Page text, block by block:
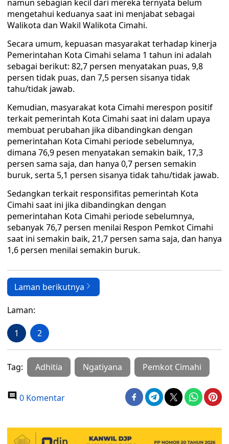
namun sebagian kecil dari mereka ternyata belum
mengetahui keduanya saat ini menjabat sebagai
Walikota dan Wakil Walikota Cimahi.
Secara umum, kepuasan masyarakat terhadap kinerja
Pemerintahan Kota Cimahi selama 1 tahun ini adalah
sebagai berikut: 82,7 persen menyatakan puas, 9,8
persen tidak puas, dan 7,5 persen sisanya tidak
tahu/tidak jawab.
Kemudian, masyarakat kota Cimahi merespon positif
terkait pemerintah Kota Cimahi saat ini dalam upaya
membuat perubahan jika dibandingkan dengan
pemerintahan Kota Cimahi periode sebelumnya,
dimana 76,9 pesen menyatakan semakin baik, 17,3
persen sama saja, dan hanya 0,7 persen semakin
buruk, serta 5,1 persen sisanya tidak tahu/tidak jawab.
Sedangkan terkait responsifitas pemerintah Kota
Cimahi saat ini jika dibandingkan dengan
pemerintahan Kota Cimahi periode sebelumnya,
sebanyak 76,7 persen menilai Respon Pemkot Cimahi
saat ini semakin baik, 21,7 persen sama saja, dan hanya
1,6 persen menilai semakin buruk.
Laman berikutnya
Laman:
1 2
Tag: Adhitia Ngatiyana Pemkot Cimahi
0 Komentar